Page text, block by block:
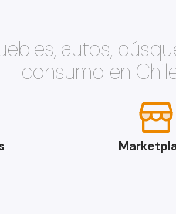
autos,
consumo en